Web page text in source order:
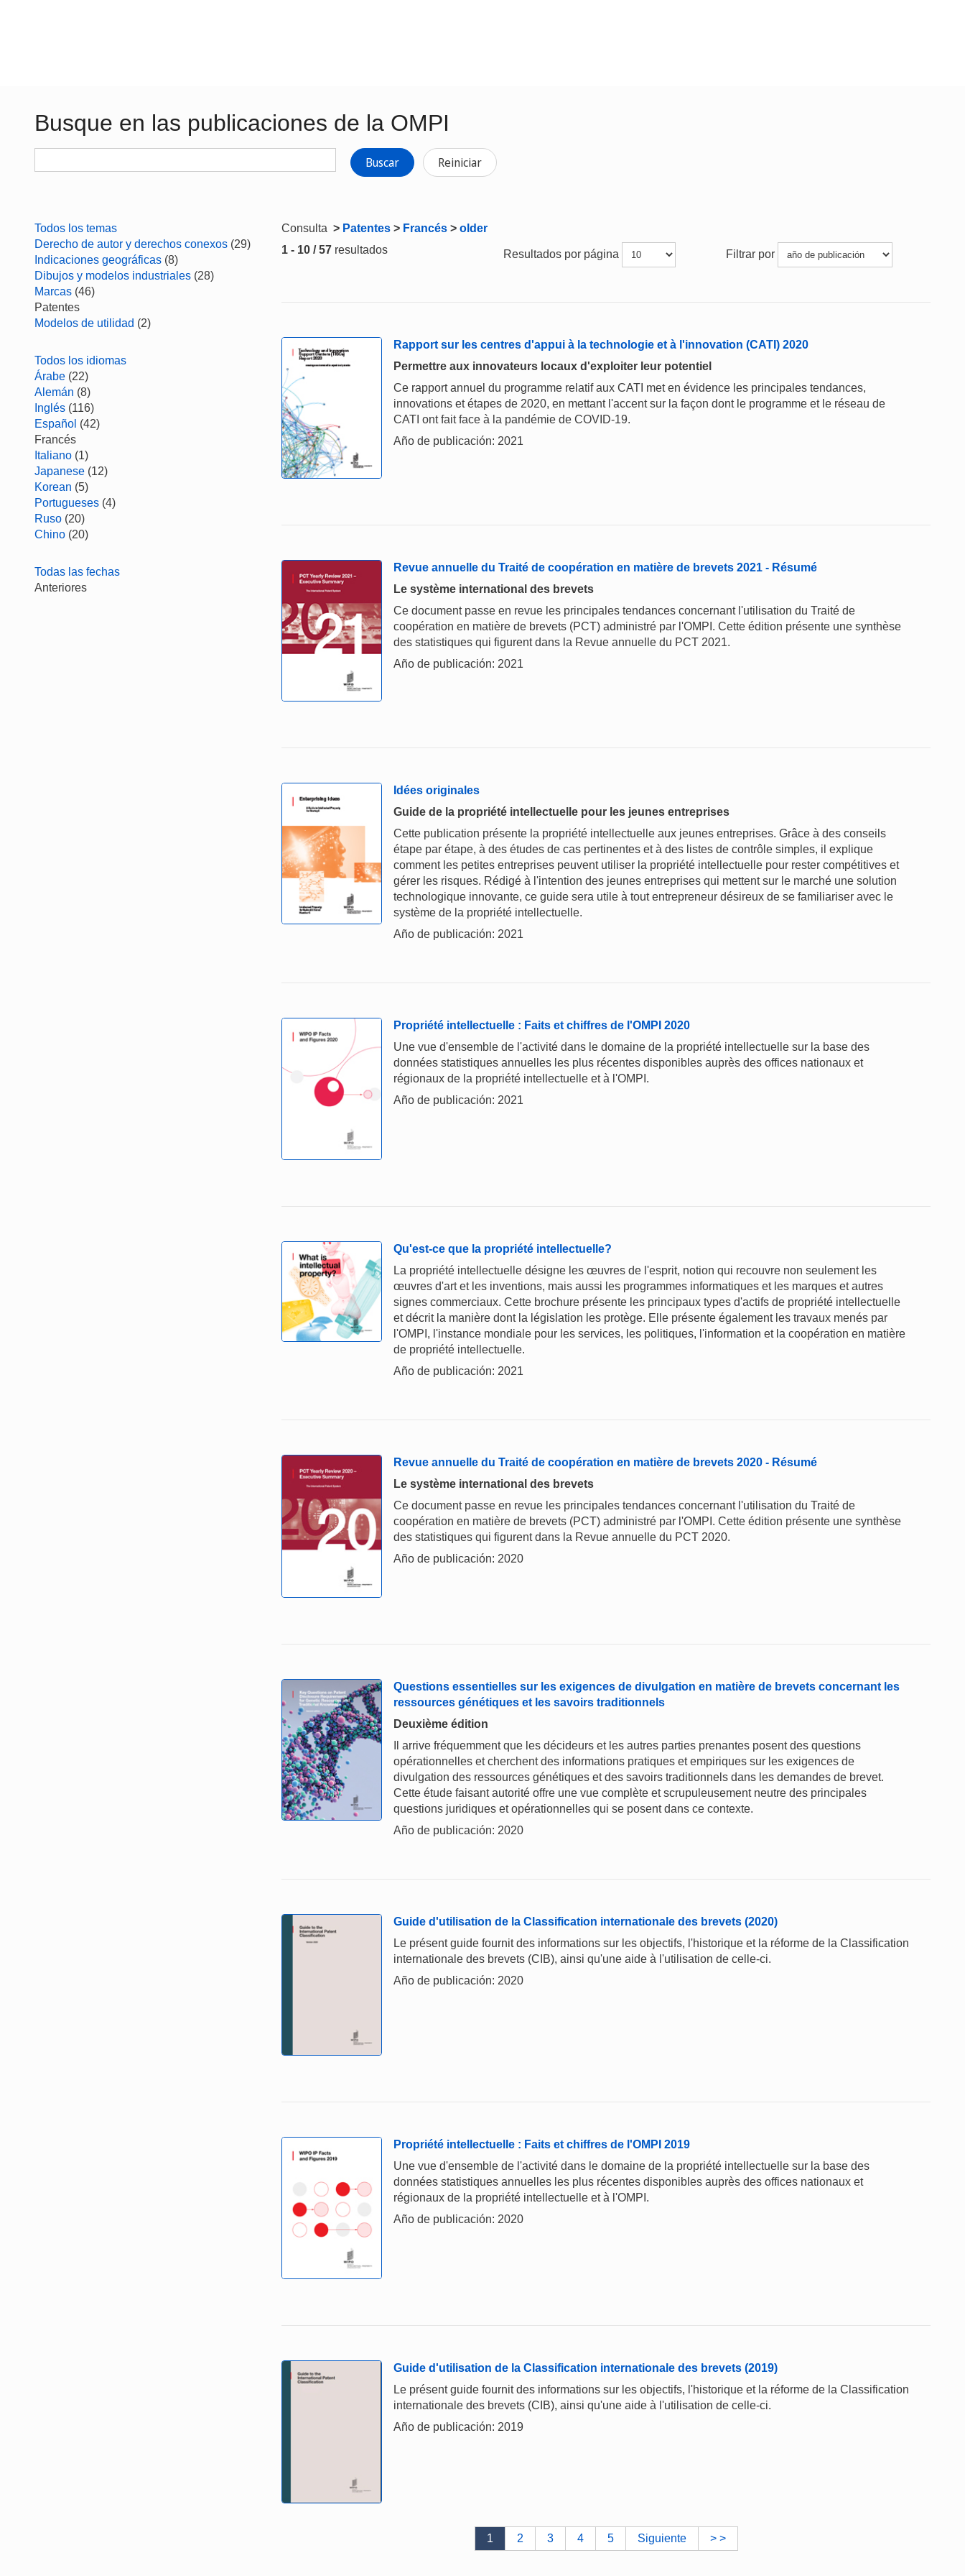
Busque en las publicaciones de la OMPI
Buscar Reiniciar
Todos los temas
Derecho de autor y derechos conexos (29)
Indicaciones geográficas (8)
Dibujos y modelos industriales (28)
Marcas (46)
Patentes
Modelos de utilidad (2)
Todos los idiomas
Árabe (22)
Alemán (8)
Inglés (116)
Español (42)
Francés
Italiano (1)
Japanese (12)
Korean (5)
Portugueses (4)
Ruso (20)
Chino (20)
Todas las fechas
Anteriores
Consulta > Patentes > Francés > older
1 - 10 / 57 resultados Resultados por página Filtrar por
Rapport sur les centres d'appui à la technologie et à l'innovation (CATI) 2020
Permettre aux innovateurs locaux d'exploiter leur potentiel
Ce rapport annuel du programme relatif aux CATI met en évidence les principales tendances,
innovations et étapes de 2020, en mettant l'accent sur la façon dont le programme et le réseau de
CATI ont fait face à la pandémie de COVID-19.
Año de publicación: 2021
Revue annuelle du Traité de coopération en matière de brevets 2021 - Résumé
Le système international des brevets
Ce document passe en revue les principales tendances concernant l'utilisation du Traité de
coopération en matière de brevets (PCT) administré par l'OMPI. Cette édition présente une synthèse
des statistiques qui figurent dans la Revue annuelle du PCT 2021.
Año de publicación: 2021
Idées originales
Guide de la propriété intellectuelle pour les jeunes entreprises
Cette publication présente la propriété intellectuelle aux jeunes entreprises. Grâce à des conseils
étape par étape, à des études de cas pertinentes et à des listes de contrôle simples, il explique
comment les petites entreprises peuvent utiliser la propriété intellectuelle pour rester compétitives et
gérer les risques. Rédigé à l'intention des jeunes entreprises qui mettent sur le marché une solution
technologique innovante, ce guide sera utile à tout entrepreneur désireux de se familiariser avec le
système de la propriété intellectuelle.
Año de publicación: 2021
Propriété intellectuelle : Faits et chiffres de l'OMPI 2020
Une vue d'ensemble de l'activité dans le domaine de la propriété intellectuelle sur la base des
données statistiques annuelles les plus récentes disponibles auprès des offices nationaux et
régionaux de la propriété intellectuelle et à l'OMPI.
Año de publicación: 2021
Qu'est-ce que la propriété intellectuelle?
La propriété intellectuelle désigne les œuvres de l'esprit, notion qui recouvre non seulement les
œuvres d'art et les inventions, mais aussi les programmes informatiques et les marques et autres
signes commerciaux. Cette brochure présente les principaux types d'actifs de propriété intellectuelle
et décrit la manière dont la législation les protège. Elle présente également les travaux menés par
l'OMPI, l'instance mondiale pour les services, les politiques, l'information et la coopération en matière
de propriété intellectuelle.
Año de publicación: 2021
Revue annuelle du Traité de coopération en matière de brevets 2020 - Résumé
Le système international des brevets
Ce document passe en revue les principales tendances concernant l'utilisation du Traité de
coopération en matière de brevets (PCT) administré par l'OMPI. Cette édition présente une synthèse
des statistiques qui figurent dans la Revue annuelle du PCT 2020.
Año de publicación: 2020
Questions essentielles sur les exigences de divulgation en matière de brevets concernant les
ressources génétiques et les savoirs traditionnels
Deuxième édition
Il arrive fréquemment que les décideurs et les autres parties prenantes posent des questions
opérationnelles et cherchent des informations pratiques et empiriques sur les exigences de
divulgation des ressources génétiques et des savoirs traditionnels dans les demandes de brevet.
Cette étude faisant autorité offre une vue complète et scrupuleusement neutre des principales
questions juridiques et opérationnelles qui se posent dans ce contexte.
Año de publicación: 2020
Guide d'utilisation de la Classification internationale des brevets (2020)
Le présent guide fournit des informations sur les objectifs, l'historique et la réforme de la Classification
internationale des brevets (CIB), ainsi qu'une aide à l'utilisation de celle-ci.
Año de publicación: 2020
Propriété intellectuelle : Faits et chiffres de l'OMPI 2019
Une vue d'ensemble de l'activité dans le domaine de la propriété intellectuelle sur la base des
données statistiques annuelles les plus récentes disponibles auprès des offices nationaux et
régionaux de la propriété intellectuelle et à l'OMPI.
Año de publicación: 2020
Guide d'utilisation de la Classification internationale des brevets (2019)
Le présent guide fournit des informations sur les objectifs, l'historique et la réforme de la Classification
internationale des brevets (CIB), ainsi qu'une aide à l'utilisation de celle-ci.
Año de publicación: 2019
1 2 3 4 5 Siguiente > >